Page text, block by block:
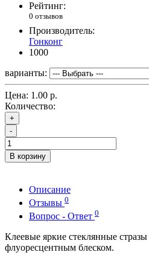
Рейтинг:
0 отзывов
Производитель:
Гонконг
1000
варианты:
Цена: 1.00 р.
Количество:
+
-
В корзину
Описание
Отзывы 0
Вопрос - Ответ 0
Клеевые яркие стеклянные
флуоресцентным блеском.